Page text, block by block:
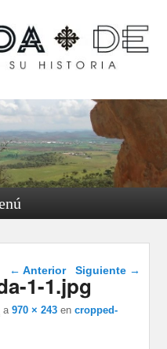
y
Navegador de
imágenes
← Anterior Siguiente →
1-1.jpg
a970 × 243 encropped-